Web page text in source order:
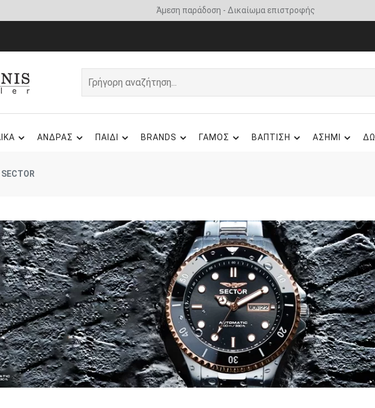
Άμεση παράδοση - Δικαίωμα επιστροφής
ΑΝΔΡΑΣ ΠΑΙΔΙ BRANDS ΓΑΜΟΣ ΒΑΠΤΙΣΗ ΑΣΗΜΙ
SECTOR